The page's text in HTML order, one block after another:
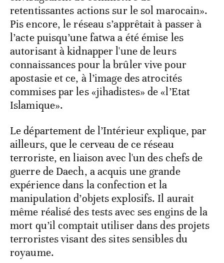
retentissantes actions sur le sol marocain».
Pis encore, le réseau s’apprêtait à passer à
l’acte puisqu’une fatwa a été émise les
autorisant à kidnapper l'une de leurs
connaissances pour la brûler vive pour
apostasie et ce, à l’image des atrocités
commises par les «jihadistes» de «l’Etat
Islamique».
Le département de l’Intérieur explique, par
ailleurs, que le cerveau de ce réseau
terroriste, en liaison avec l'un des chefs de
guerre de Daech, a acquis une grande
expérience dans la confection et la
manipulation d’objets explosifs. Il aurait
même réalisé des tests avec ses engins de la
mort qu’il comptait utiliser dans des projets
terroristes visant des sites sensibles du
royaume.